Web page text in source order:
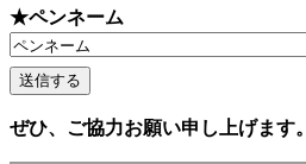
★ペンネーム
ぜひ、ご協力お願い申し上げます。